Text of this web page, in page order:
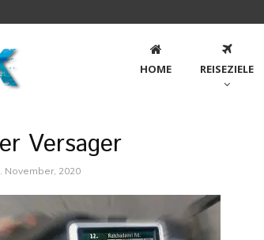
HOME REISEZIELE
Versager
November, 2020